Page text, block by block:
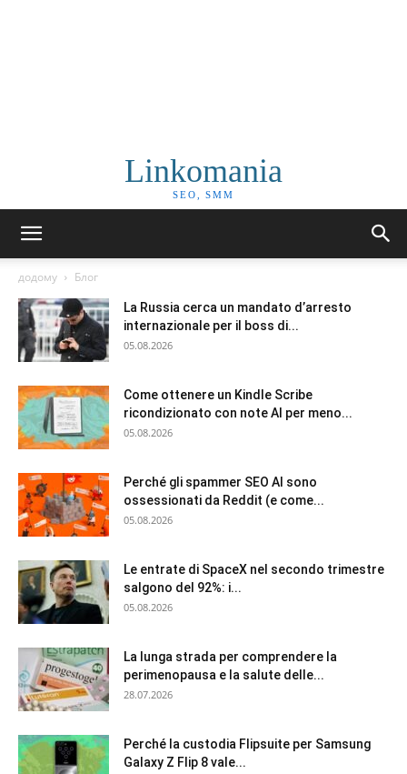
Linkomania
SEO, SMM
додому Блог
La Russia cerca un mandato d’arresto
internazionale per il boss di...
05.08.2026
Come ottenere un Kindle Scribe
ricondizionato con note AI per meno...
05.08.2026
Perché gli spammer SEO AI sono
ossessionati da Reddit (e come...
05.08.2026
Le entrate di SpaceX nel secondo trimestre
salgono del 92%: i...
05.08.2026
La lunga strada per comprendere la
perimenopausa e la salute delle...
28.07.2026
Perché la custodia Flipsuite per Samsung
Galaxy Z Flip 8 vale...